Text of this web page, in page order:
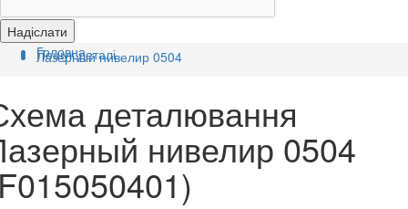
Головна
Пошук деталі
Лазерный нивелир 0504
деталювання
нивелир 0504